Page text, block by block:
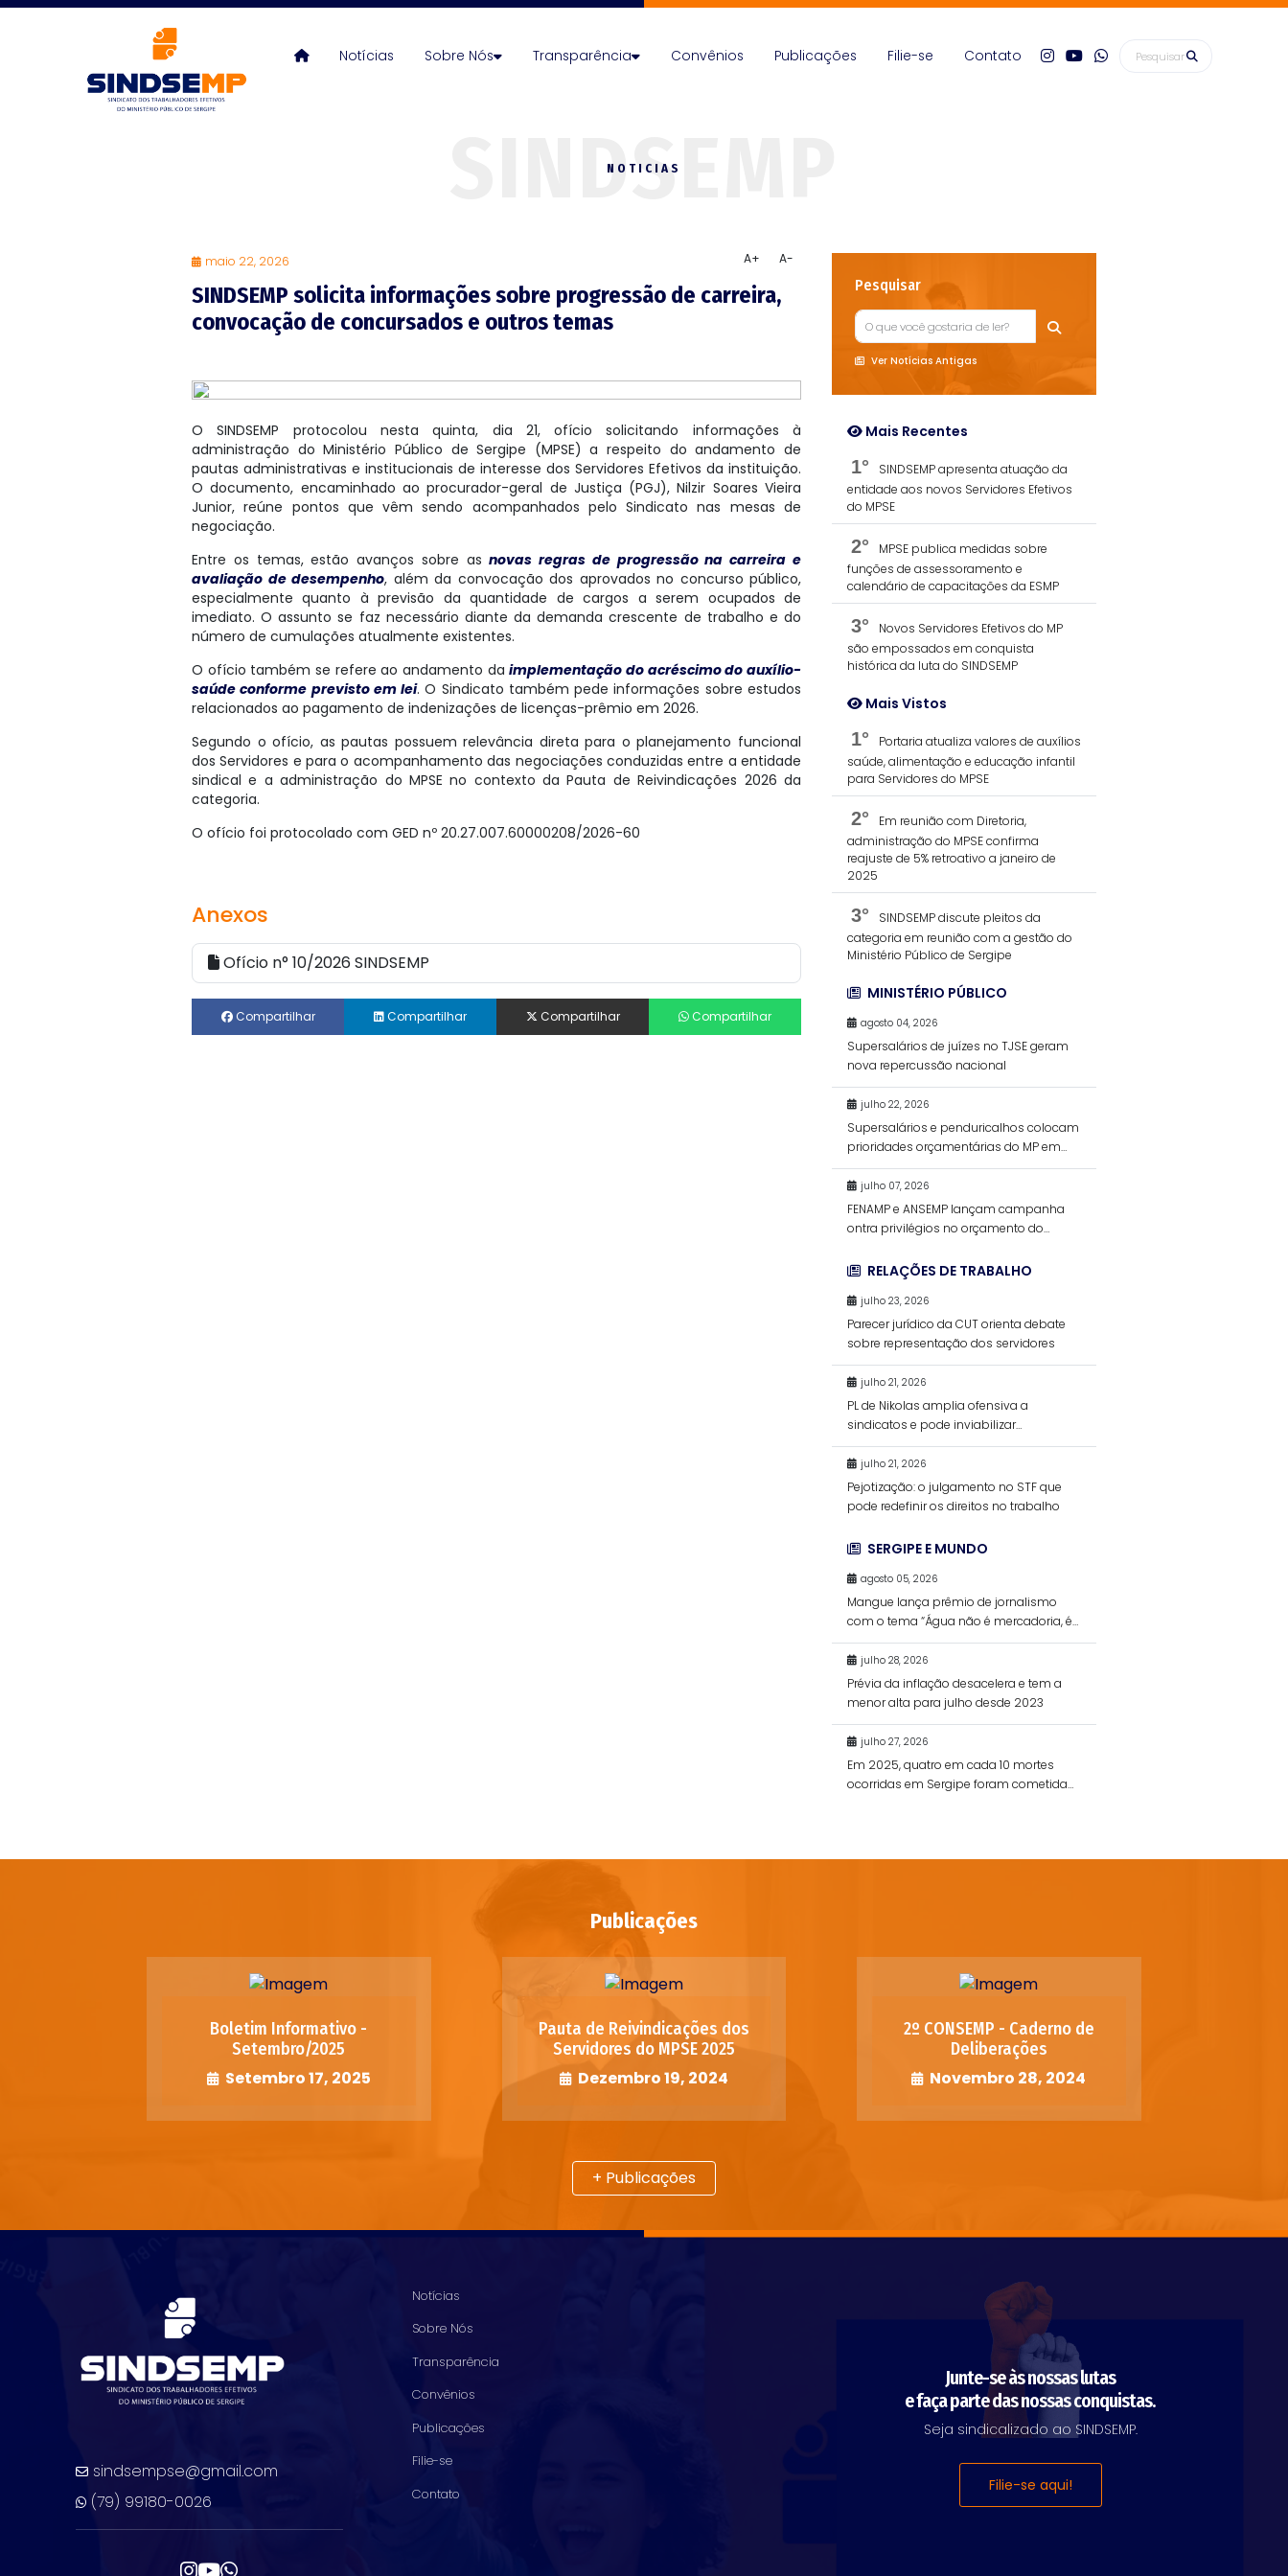
Notícias Sobre Nós Transparência Convênios Publicações Filie-se Contato
NOTICIAS
maio 22, 2026 A+ A-
SINDSEMP solicita informações sobre progressão de carreira,
convocação de concursados e outros temas
O SINDSEMP protocolou nesta quinta, dia 21, ofício solicitando informações à
administração do Ministério Público de Sergipe (MPSE) a respeito do andamento de
pautas administrativas e institucionais de interesse dos Servidores Efetivos da instituição.
O documento, encaminhado ao procurador-geral de Justiça (PGJ), Nilzir Soares Vieira
Junior, reúne pontos que vêm sendo acompanhados pelo Sindicato nas mesas de
negociação.
Entre os temas, estão avanços sobre asnovas regras de progressão na carreira e
avaliação de desempenho, além da convocação dos aprovados no concurso público,
especialmente quanto à previsão da quantidade de cargos a serem ocupados de
imediato. O assunto se faz necessário diante da demanda crescente de trabalho e do
número de cumulações atualmente existentes.
O ofício também se refere ao andamento daimplementação do acréscimo do auxílio-
saúde conforme previsto em lei. O Sindicato também pede informações sobre estudos
relacionados ao pagamento de indenizações de licenças-prêmio em 2026.
Segundo o ofício, as pautas possuem relevância direta para o planejamento funcional
dos Servidores e para o acompanhamento das negociações conduzidas entre a entidade
sindical e a administração do MPSE no contexto da Pauta de Reivindicações 2026 da
categoria.
O ofício foi protocolado com GED nº 20.27.007.60000208/2026-60
Anexos
Ofício n° 10/2026 SINDSEMP
Compartilhar Compartilhar Compartilhar Compartilhar
Pesquisar
Ver Notícias Antigas
Mais Recentes
1°
SINDSEMP apresenta atuação da
entidade aos novos Servidores Efetivos
do MPSE
2°
MPSE publica medidas sobre
funções de assessoramento e
calendário de capacitações da ESMP
3°
Novos Servidores Efetivos do MP
são empossados em conquista
histórica da luta do SINDSEMP
Mais Vistos
1°
Portaria atualiza valores de auxílios
saúde, alimentação e educação infantil
para Servidores do MPSE
2°
Em reunião com Diretoria,
administração do MPSE confirma
reajuste de 5% retroativo a janeiro de
2025
3°
SINDSEMP discute pleitos da
categoria em reunião com a gestão do
Ministério Público de Sergipe
MINISTÉRIO PÚBLICO
agosto 04, 2026
Supersalários de juízes no TJSE geram
nova repercussão nacional
julho 22, 2026
Supersalários e penduricalhos colocam
prioridades orçamentárias do MP em
debate
julho 07, 2026
FENAMP e ANSEMP lançam campanha
ontra privilégios no orçamento do
RELAÇÕES DE TRABALHO
julho 23, 2026
Parecer jurídico da CUT orienta debate
sobre representação dos servidores
julho 21, 2026
PL de Nikolas amplia ofensiva a
sindicatos e pode inviabilizar
financiamento da negociação coletiva
julho 21, 2026
Pejotização: o julgamento no STF que
pode redefinir os direitos no trabalho
SERGIPE E MUNDO
agosto 05, 2026
Mangue lança prêmio de jornalismo
com o tema “Água não é mercadoria, é
direito humano”
julho 28, 2026
Prévia da inflação desacelera e tem a
menor alta para julho desde 2023
julho 27, 2026
Em 2025, quatro em cada 10 mortes
ocorridas em Sergipe foram cometidas
Publicações
Boletim Informativo -
Setembro/2025
Setembro 17, 2025
Pauta de Reivindicações dos
Servidores do MPSE 2025
Dezembro 19, 2024
2º CONSEMP - Caderno de
Deliberações
Novembro 28, 2024
+ Publicações
sindsempse@gmail.com
(79) 99180-0026
Notícias
Sobre Nós
Transparência
Convênios
Publicações
Filie-se
Contato
Junte-se às nossas lutas
e faça parte das nossas conquistas.
Seja sindicalizado ao SINDSEMP.
Filie-se aqui!